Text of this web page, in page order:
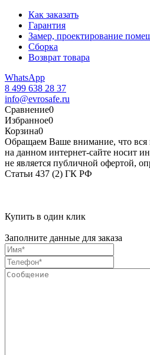
Как заказать
Гарантия
Замер, проектирование
Сборка
Возврат товара
WhatsApp
8 499 638 28 37
info@evrosafe.ru
Сравнение0
Избранное0
Корзина0
Обращаем Ваше внимание, что
на данном интернет-сайте носит
не является публичной офертой,
Статьи 437 (2) ГК РФ
Купить в один клик
Заполните данные для заказа